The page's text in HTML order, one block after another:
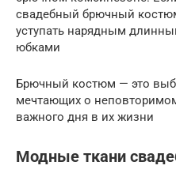
свадебный брючный
уступать нарядным
юбками
Брючный костюм — это
мечтающих о
важного дня в их жизни
Модные ткани